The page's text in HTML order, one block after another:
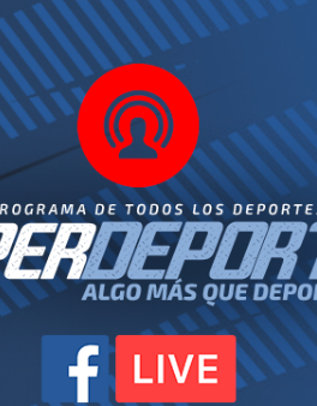
Tenis
Tenis de Mesa
Voleibol